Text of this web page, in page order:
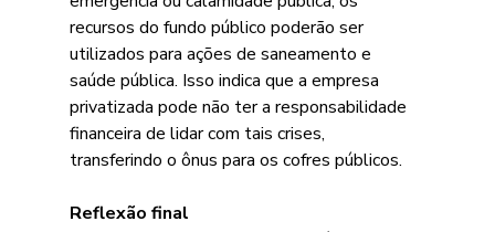
recursos do fundo público poderão ser
utilizados para ações de saneamento e
saúde pública. Isso indica que a empresa
privatizada pode não ter a responsabilidade
financeira de lidar com tais crises,
transferindo o ônus para os cofres públicos.
Reflexão final